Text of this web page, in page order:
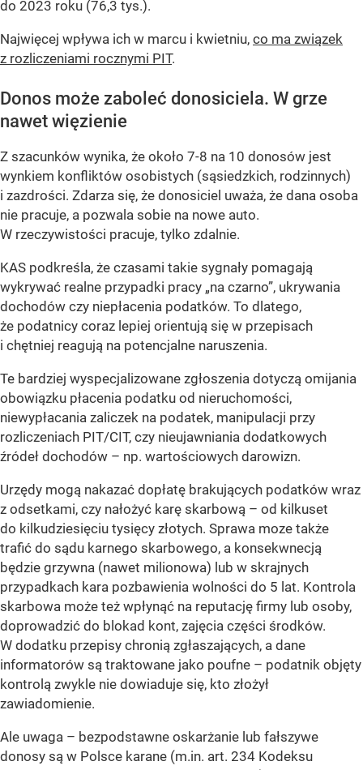
do 2023 roku (76,3 tys.).
Najwięcej wpływa ich w marcu i kwietniu, co ma związek
z rozliczeniami rocznymi PIT.
Donos może zaboleć donosiciela. W grze
nawet więzienie
Z szacunków wynika, że około 7-8 na 10 donosów jest
wynkiem konfliktów osobistych (sąsiedzkich, rodzinnych)
i zazdrości. Zdarza się, że donosiciel uważa, że dana osoba
nie pracuje, a pozwala sobie na nowe auto.
W rzeczywistości pracuje, tylko zdalnie.
KAS podkreśla, że czasami takie sygnały pomagają
wykrywać realne przypadki pracy „na czarno”, ukrywania
dochodów czy niepłacenia podatków. To dlatego,
że podatnicy coraz lepiej orientują się w przepisach
i chętniej reagują na potencjalne naruszenia.
Te bardziej wyspecjalizowane zgłoszenia dotyczą omijania
obowiązku płacenia podatku od nieruchomości,
niewypłacania zaliczek na podatek, manipulacji przy
rozliczeniach PIT/CIT, czy nieujawniania dodatkowych
źródeł dochodów – np. wartościowych darowizn.
Urzędy mogą nakazać dopłatę brakujących podatków wraz
z odsetkami, czy nałożyć karę skarbową – od kilkuset
do kilkudziesięciu tysięcy złotych. Sprawa moze także
trafić do sądu karnego skarbowego, a konsekwnecją
będzie grzywna (nawet milionowa) lub w skrajnych
przypadkach kara pozbawienia wolności do 5 lat. Kontrola
skarbowa może też wpłynąć na reputację firmy lub osoby,
doprowadzić do blokad kont, zajęcia części środków.
W dodatku przepisy chronią zgłaszających, a dane
informatorów są traktowane jako poufne – podatnik objęty
kontrolą zwykle nie dowiaduje się, kto złożył
zawiadomienie.
Ale uwaga – bezpodstawne oskarżanie lub fałszywe
donosy są w Polsce karane (m.in. art. 234 Kodeksu